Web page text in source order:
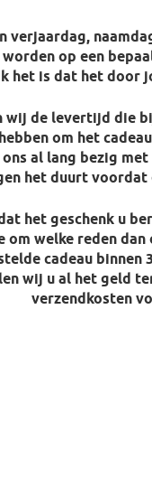
verjaardag,
op een
het is dat het door
wij de levertijd die
om het
al lang bezig
het duurt
het geschenk u
om welke reden
cadeau binnen
wij u al het geld
verzendkosten